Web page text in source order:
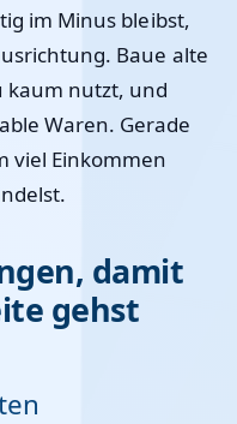
im Minus bleibst,
Baue alte
kaum nutzt, und
Waren. Gerade
viel Einkommen
damit
gehst